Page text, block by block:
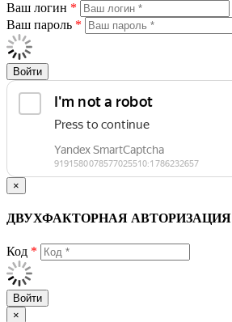
Ваш логин *
Ваш пароль *
Войти
×
ДВУХФАКТОРНАЯ АВТОРИЗАЦИЯ
Код *
Войти
×